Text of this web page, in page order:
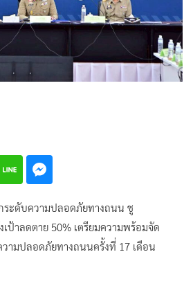
กระดับความปลอดภัยทางถนน ชู
เป้าลดตาย 50% เตรียมความพร้อมจัด
วามปลอดภัยทางถนนครั้งที่ 17 เดือน